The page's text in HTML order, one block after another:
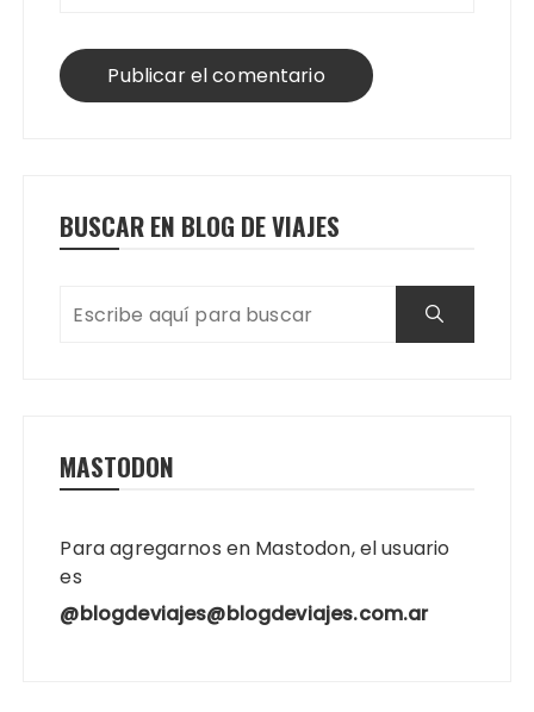
BUSCAR EN BLOG DE VIAJES
MASTODON
Para agregarnos en Mastodon, el usuario
es
@blogdeviajes@blogdeviajes.com.ar